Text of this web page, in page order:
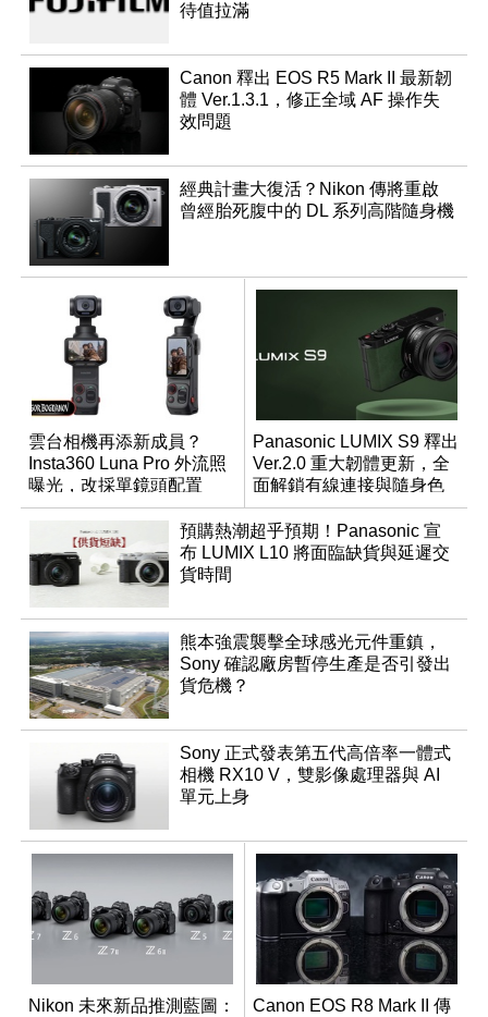
待值拉滿
Canon 釋出 EOS R5 Mark II 最新韌
體 Ver.1.3.1，修正全域 AF 操作失
效問題
經典計畫大復活？Nikon 傳將重啟
曾經胎死腹中的 DL 系列高階隨身機
雲台相機再添新成員？
Insta360 Luna Pro 外流照
曝光，改採單鏡頭配置
Panasonic LUMIX S9 釋出
Ver.2.0 重大韌體更新，全
面解鎖有線連接與隨身色
調編輯
預購熱潮超乎預期！Panasonic 宣
布 LUMIX L10 將面臨缺貨與延遲交
貨時間
熊本強震襲擊全球感光元件重鎮，
Sony 確認廠房暫停生產是否引發出
貨危機？
Sony 正式發表第五代高倍率一體式
相機 RX10 V，雙影像處理器與 AI
單元上身
Nikon 未來新品推測藍圖：
Canon EOS R8 Mark II 傳